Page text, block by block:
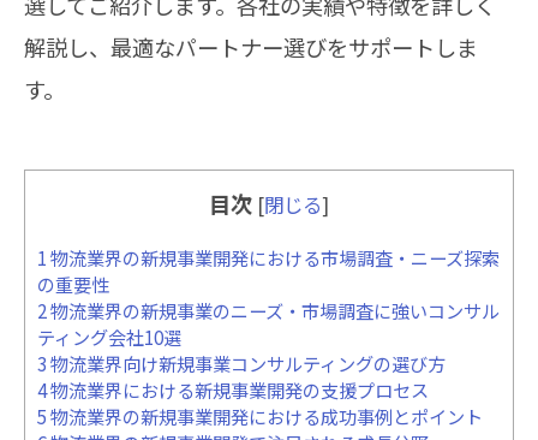
解説し、最適なパートナー選びをサポートしま
す。
目次 [閉じる]
1物流業界の新規事業開発における市場調査・ニーズ探索
の重要性
2物流業界の新規事業のニーズ・市場調査に強いコンサル
ティング会社10選
3物流業界向け新規事業コンサルティングの選び方
4物流業界における新規事業開発の支援プロセス
5物流業界の新規事業開発における成功事例とポイント